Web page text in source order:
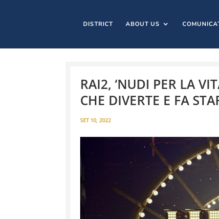
DISTRICT ABOUT US
RAI2, ‘NUDI PER LA
CHE DIVERTE E FA
SET 10, 2022